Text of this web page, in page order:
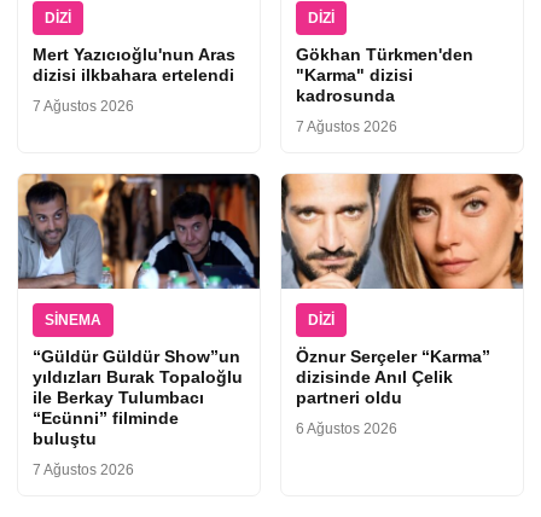
DIZI
Mert Yazıcıoğlu'nun Aras
dizisi ilkbahara ertelendi
7 Ağustos 2026
DIZI
Gökhan Türkmen'den
"Karma" dizisi
kadrosunda
7 Ağustos 2026
SINEMA
“Güldür Güldür Show”un
yıldızları Burak Topaloğlu
ile Berkay Tulumbacı
“Ecünni” filminde
buluştu
7 Ağustos 2026
DIZI
Öznur Serçeler “Karma”
dizisinde Anıl Çelik
partneri oldu
6 Ağustos 2026